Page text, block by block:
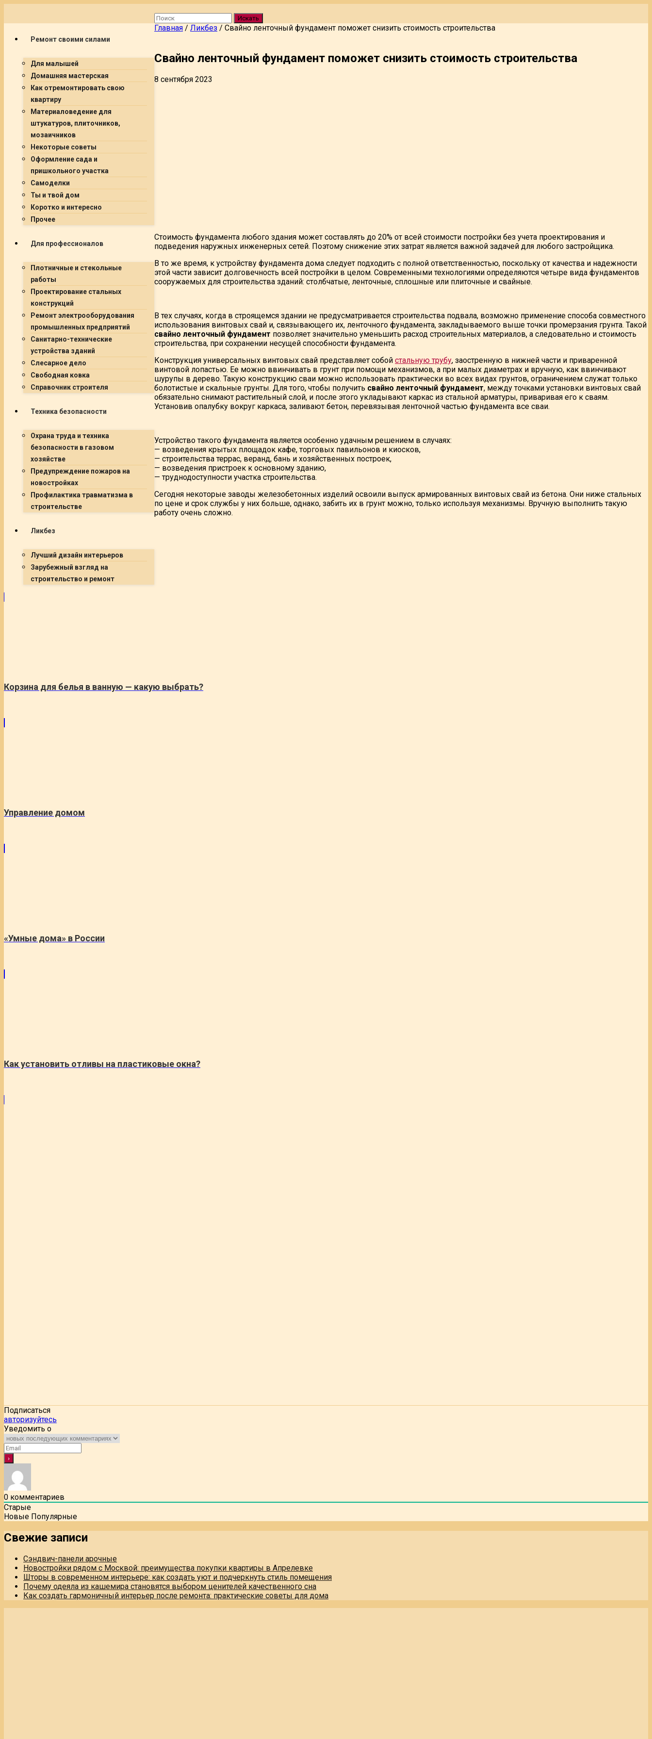
Ремонт своими силами
Для малышей
Домашняя мастерская
Как отремонтировать свою
квартиру
Материаловедение для
штукатуров, плиточников,
мозаичников
Некоторые советы
Оформление сада и
пришкольного участка
Самоделки
Ты и твой дом
Коротко и интересно
Прочее
Для профессионалов
Плотничные и стекольные
работы
Проектирование стальных
конструкций
Ремонт электрооборудования
промышленных предприятий
Санитарно-технические
устройства зданий
Слесарное дело
Свободная ковка
Справочник строителя
Техника безопасности
Охрана труда и техника
безопасности в газовом
хозяйстве
Предупреждение пожаров на
новостройках
Профилактика травматизма в
строительстве
Ликбез
Лучший дизайн интерьеров
Зарубежный взгляд на
строительство и ремонт
Искать
Главная / Ликбез / Свайно ленточный фундамент поможет снизить стоимость строительства
Свайно ленточный фундамент поможет снизить стоимость строительства
8 сентября 2023
Стоимость фундамента любого здания может составлять до 20% от всей стоимости постройки без учета проектирования и
подведения наружных инженерных сетей. Поэтому снижение этих затрат является важной задачей для любого застройщика.
В то же время, к устройству фундамента дома следует подходить с полной ответственностью, поскольку от качества и надежности
этой части зависит долговечность всей постройки в целом. Современными технологиями определяются четыре вида фундаментов
сооружаемых для строительства зданий: столбчатые, ленточные, сплошные или плиточные и свайные.
В тех случаях, когда в строящемся здании не предусматривается строительства подвала, возможно применение способа совместного
использования винтовых свай и, связывающего их, ленточного фундамента, закладываемого выше точки промерзания грунта. Такой
свайно ленточный фундамент позволяет значительно уменьшить расход строительных материалов, а следовательно и стоимость
строительства, при сохранении несущей способности фундамента.
Конструкция универсальных винтовых свай представляет собой стальную трубу, заостренную в нижней части и приваренной
винтовой лопастью. Ее можно ввинчивать в грунт при помощи механизмов, а при малых диаметрах и вручную, как ввинчивают
шурупы в дерево. Такую конструкцию сваи можно использовать практически во всех видах грунтов, ограничением служат только
болотистые и скальные грунты. Для того, чтобы получить свайно ленточный фундамент, между точками установки винтовых свай
обязательно снимают растительный слой, и после этого укладывают каркас из стальной арматуры, приваривая его к сваям.
Установив опалубку вокруг каркаса, заливают бетон, перевязывая ленточной частью фундамента все сваи.
Устройство такого фундамента является особенно удачным решением в случаях:
— возведения крытых площадок кафе, торговых павильонов и киосков,
— строительства террас, веранд, бань и хозяйственных построек,
— возведения пристроек к основному зданию,
— труднодоступности участка строительства.
Сегодня некоторые заводы железобетонных изделий освоили выпуск армированных винтовых свай из бетона. Они ниже стальных
по цене и срок службы у них больше, однако, забить их в грунт можно, только используя механизмы. Вручную выполнить такую
работу очень сложно.
Корзина для белья в ванную — какую выбрать?
Управление домом
«Умные дома» в России
Как установить отливы на пластиковые окна?
Подписаться
авторизуйтесь
Уведомить о
0 комментариев
Старые
Новые Популярные
Свежие записи
Сэндвич-панели арочные
Новостройки рядом с Москвой: преимущества покупки квартиры в Апрелевке
Шторы в современном интерьере: как создать уют и подчеркнуть стиль помещения
Почему одеяла из кашемира становятся выбором ценителей качественного сна
Как создать гармоничный интерьер после ремонта: практические советы для дома